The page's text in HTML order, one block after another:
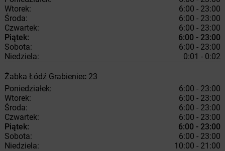
Wtorek:
6:00 - 23:00
Środa:
6:00 - 23:00
Czwartek:
6:00 - 23:00
Piątek:
6:00 - 23:00
Sobota:
6:00 - 23:00
Niedziela:
0:01 - 0:02
Żabka Łódź Grabieniec 23
Poniedziałek:
6:00 - 23:00
Wtorek:
6:00 - 23:00
Środa:
6:00 - 23:00
Czwartek:
6:00 - 23:00
Piątek:
6:00 - 23:00
Sobota:
6:00 - 23:00
Niedziela:
10:00 - 21:00